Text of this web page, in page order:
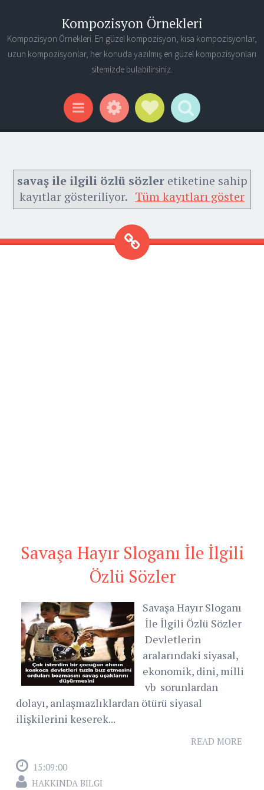
Kompozisyon Örnekleri
Kompozisyon Örnekleri. En güzel kompozisyon, kısa kompozisyonlar,
uzun kompozisyonlar, her konuda yazılmış en güzel kompozisyonları
sitemizde bulabilirsiniz.
Menu WidgetsSocial Links
Search
savaş ile ilgili özlü sözleretiketine sahip
kayıtlar gösteriliyor. Tüm kayıtları göster
Savaşa Hayır Sloganı İle İlgili
Özlü Sözler
Savaşa Hayır Sloganı
İle İlgili Özlü Sözler
Devletlerin
aralarındaki siyasal,
ekonomik, dini, milli
vb sorunlardan
dolayı, anlaşmazlıklardan ötürü siyasal
ilişkilerini keserek...
READ MORE
15:09:00
HAKKINDA BILGI